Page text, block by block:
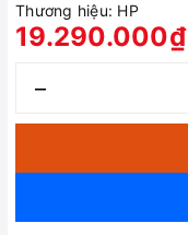
Thương hiệu: HP
19.290.000₫
–